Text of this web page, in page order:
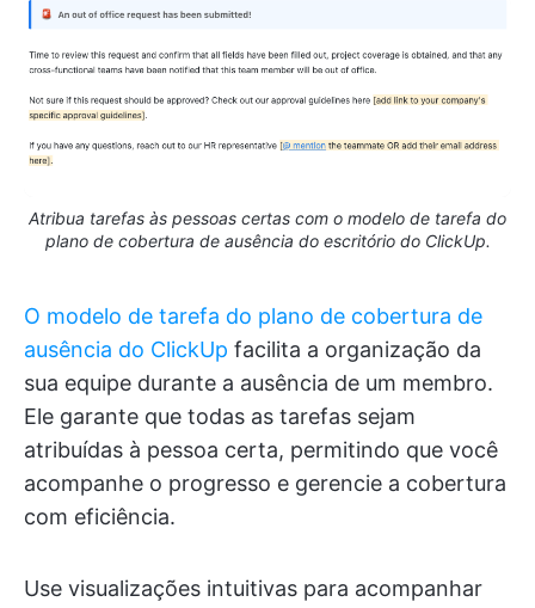
Atribua tarefas às pessoas certas com o modelo de tarefa do
plano de cobertura de ausência do escritório do ClickUp.
O modelo de tarefa do plano de cobertura de
ausência do ClickUp facilita a organização da
sua equipe durante a ausência de um membro.
Ele garante que todas as tarefas sejam
atribuídas à pessoa certa, permitindo que você
acompanhe o progresso e gerencie a cobertura
com eficiência.
Use visualizações intuitivas para acompanhar